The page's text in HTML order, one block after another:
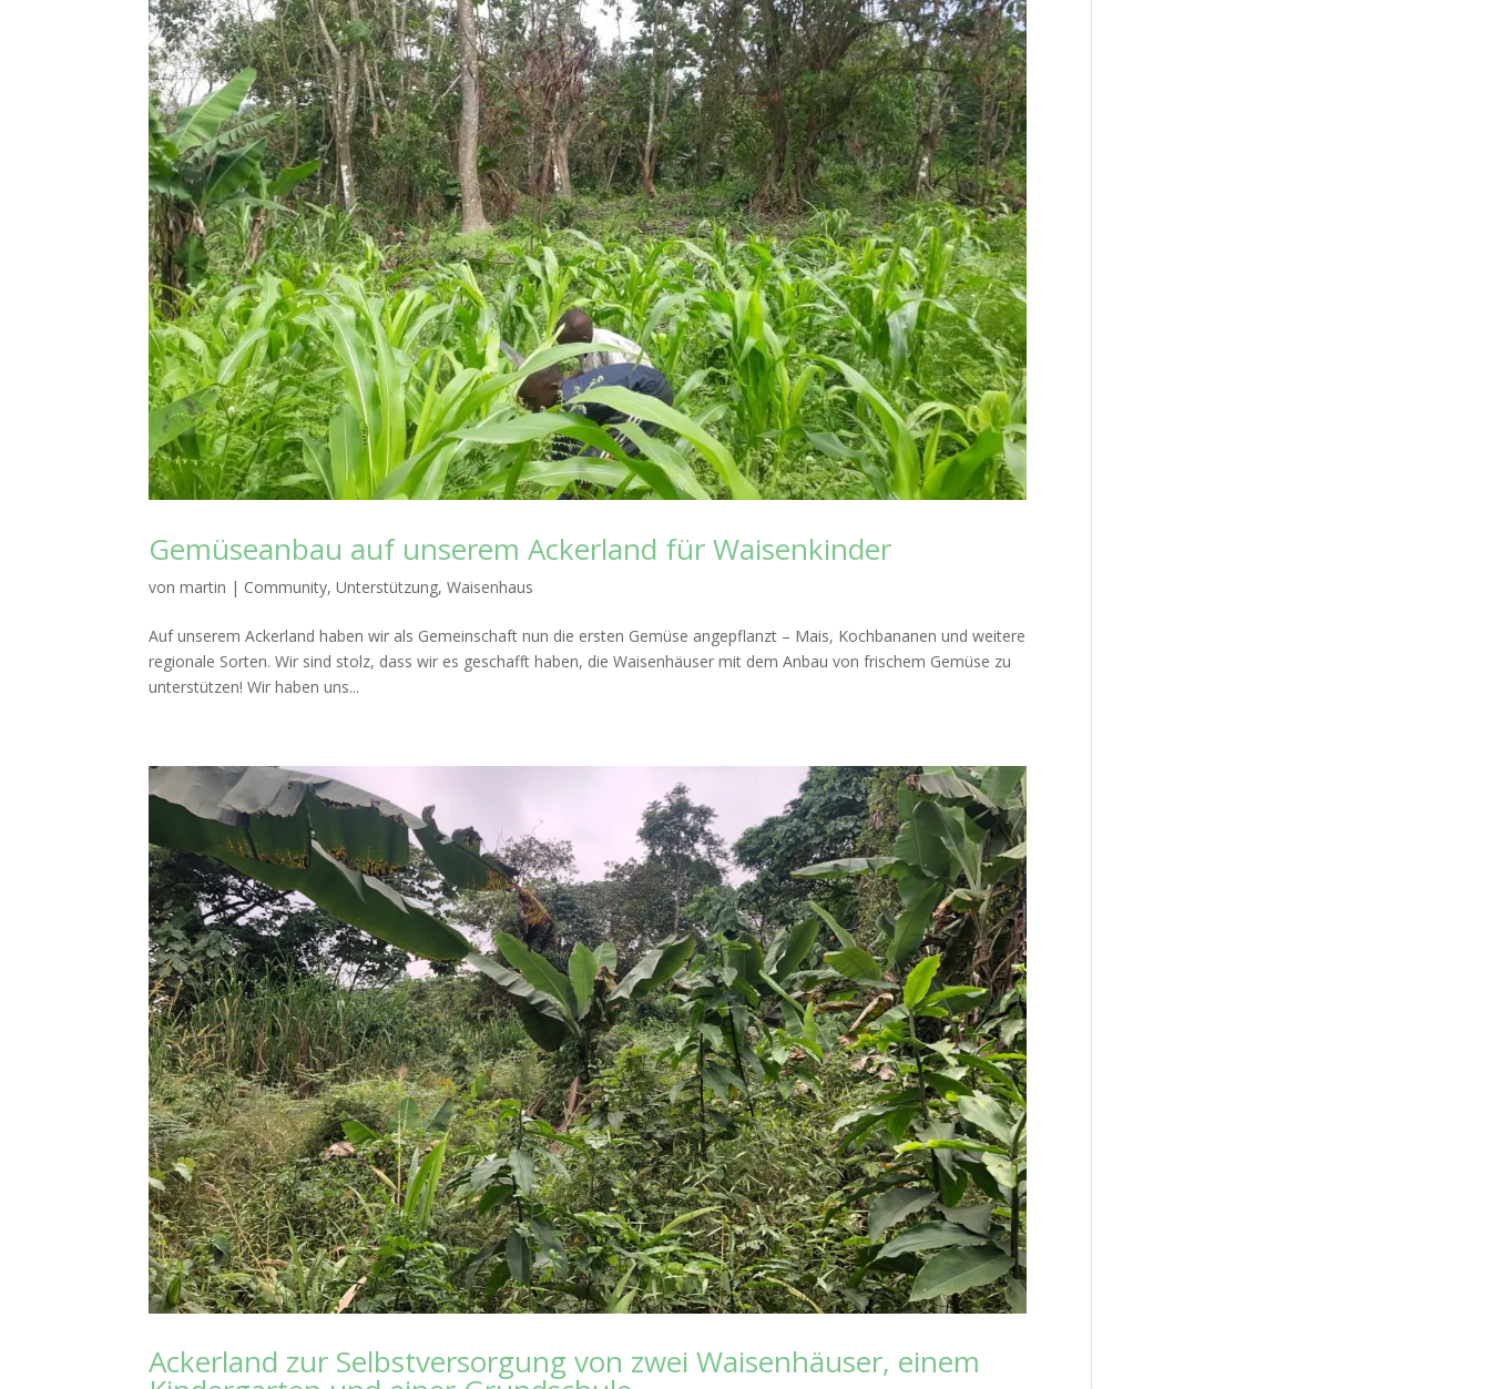
Gemüseanbau auf unserem Ackerland für Waisenkinder
vonmartin | Community,Unterstützung,Waisenhaus
Auf unserem Ackerland haben wir als Gemeinschaft nun die ersten Gemüse angepflanzt – Mais, Kochbananen und weitere
regionale Sorten. Wir sind stolz, dass wir es geschafft haben, die Waisenhäuser mit dem Anbau von frischem Gemüse zu
unterstützen! Wir haben uns...
Ackerland zur Selbstversorgung von zwei Waisenhäuser, einem